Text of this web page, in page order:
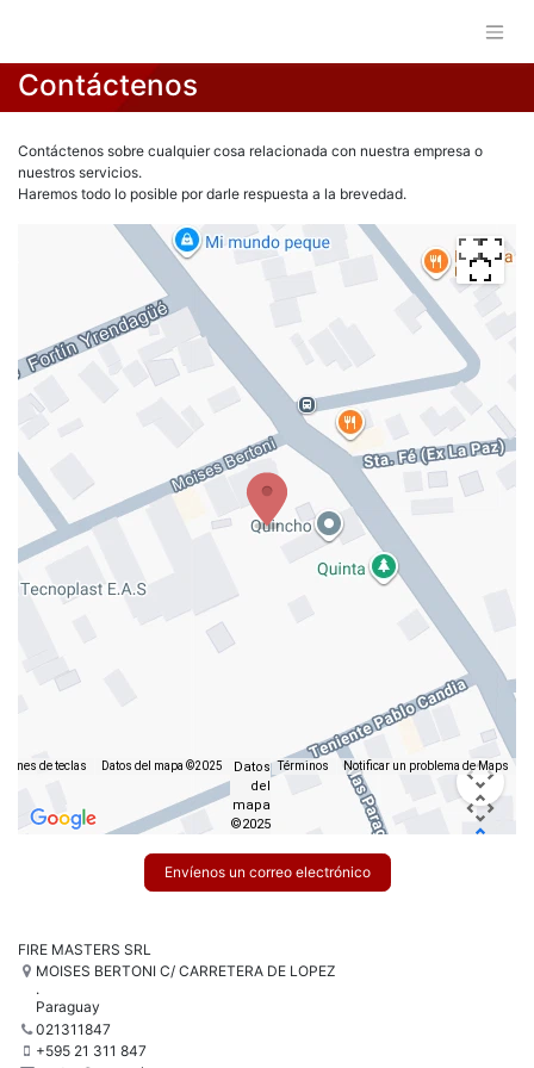
Contáctenos
Contáctenos sobre cualquier cosa relacionada con nuestra empresa o
nuestros servicios.
Haremos todo lo posible por darle respuesta a la brevedad.
de teclas Datos del mapa ©2025
Datos
del
mapa
©2025
Términos Notificar un problema de Maps
Envíenos un correo electrónico
FIRE MASTERS SRL
MOISES BERTONI C/ CARRETERA DE LOPEZ
.
Paraguay
021311847
+595 21 311 847